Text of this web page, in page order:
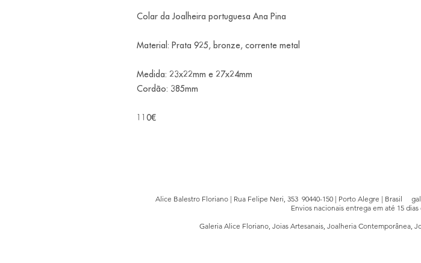
Colar da Joalheira portuguesa Ana Pina
Material: Prata 925, bronze, corrente metal
Medida: 23x22mm e 27x24mm
Cordão: 385mm
110€
Alice Balestro Floriano | Rua Felipe Neri, 353 90440-150 | Porto Alegre | Brasil
Envios nacionais entrega em até 15
Galeria Alice Floriano, Joias Artesanais, Joalheria Contemporânea,